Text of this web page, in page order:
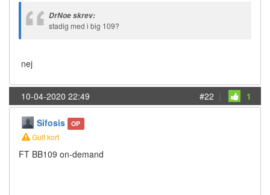
DrNoe skrev:
stadig med i big 109?
nej
10-04-2020 22:49 #22 | 1
Sifosis OP
Gult kort
FT BB109 on-demand